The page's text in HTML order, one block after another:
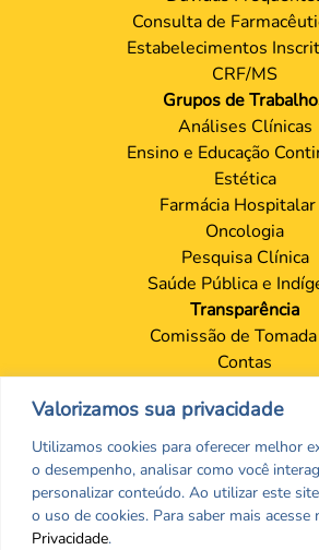
Valorizamos sua privacidade
Utilizamos cookies para oferecer melhor
o desempenho, analisar como você
personalizar conteúdo. Ao utilizar este
o uso de cookies. Para saber mais acesse
Privacidade.
Consulta de
Estabelecimentos
CRF/MS
Grupos de
Análises Clínicas
Ensino e Educação
Estética
Farmácia Hospitalar
Oncologia
Pesquisa Clínica
Saúde Pública e
Transparência
Comissão de
Contas
Proteção de Dados –
Contatos
Sede
Setores
Ouvidoria